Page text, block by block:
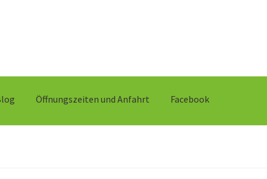
Öffnungszeiten und Anfahrt Facebook